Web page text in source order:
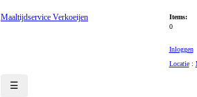
Maaltijdservice Verkoeijen
Items:
0
Inloggen
Locatie:
☰